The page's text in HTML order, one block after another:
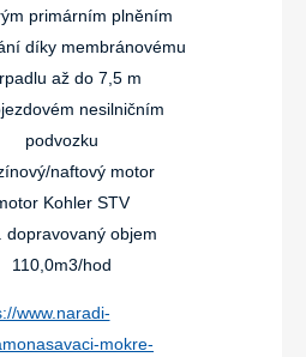
primárním plněním
díky membránovému
až do 7,5 m
nesilničním
podvozku
naftový motor
Kohler STV
dopravovaný objem
110,0m3/hod
www.naradi-
mokre-